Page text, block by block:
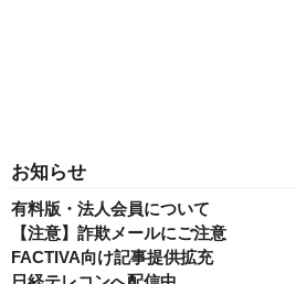
お知らせ
有料版・法人会員について
【注意】詐欺メールにご注意
FACTIVA向け記事提供拡充